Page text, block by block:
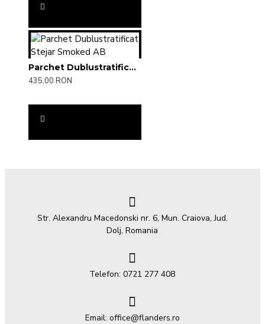
Parchet Dublustratificat Stejar Smoked AB
435,00 RON
Str. Alexandru Macedonski nr. 6, Mun. Craiova, Jud.
Dolj, Romania
Telefon: 0721 277 408
Email: office@flanders.ro